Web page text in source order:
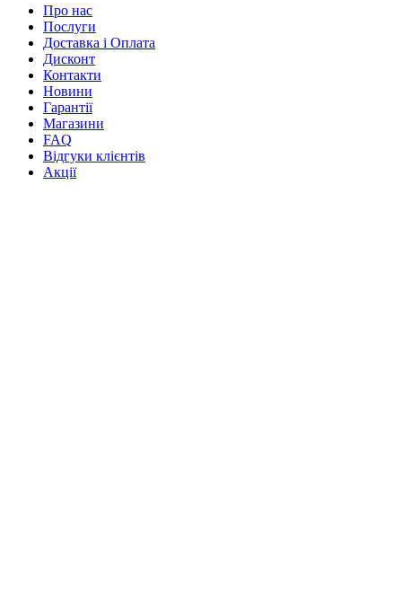
Про нас
Послуги
Доставка і Оплата
Дисконт
Контакти
Новини
Гарантії
Магазини
FAQ
Відгуки клієнтів
Акції